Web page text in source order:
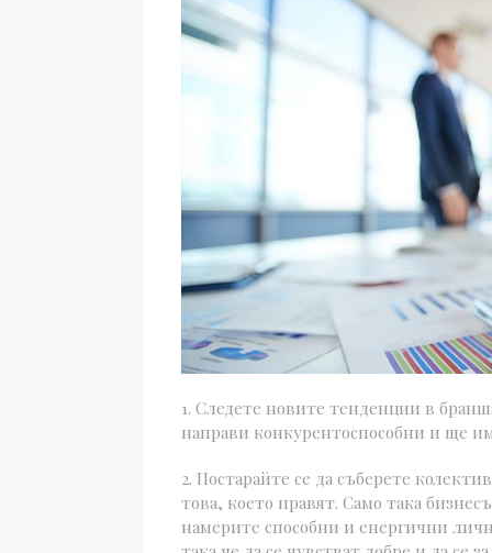
1. Следете новите тенденции в
направи конкурентоспособни и ще
2. Постарайте се да съберете
това, което правят. Само така
намерите способни и енергични